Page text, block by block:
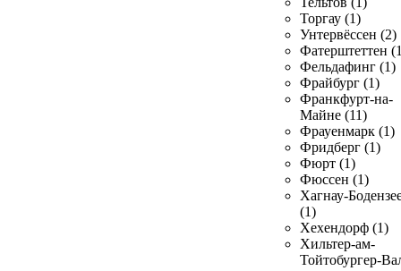
Торгау (1)
Унтервёссен (2)
Фатерштеттен
Фельдафинг (1)
Фрайбург (1)
Франкфурт-на-
Майне (11)
Фрауенмарк (1)
Фридберг (1)
Фюрт (1)
Фюссен (1)
Хагнау-
(1)
Хехендорф (1)
Хильтер-ам-
Тойтобургер-